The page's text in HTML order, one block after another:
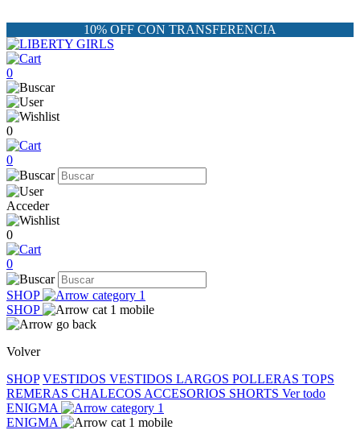
10% OFF CON TRANSFERENCIA
0
0
0
Acceder
0
0
SHOP
SHOP
Volver
SHOP VESTIDOS VESTIDOS LARGOS POLLERAS TOPS
REMERAS CHALECOS ACCESORIOS SHORTS Ver todo
ENIGMA
ENIGMA